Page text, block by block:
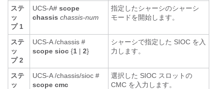
ステ
ッ
プ 1
UCS-A# scope
chassis chassis-num
指定したシャーシのシャーシ
モードを開始します。
ステ
ッ
プ 2
UCS-A /chassis #
scope sioc {1 | 2}
シャーシで指定した SIOC を入
力します。
ステ
ッ
UCS-A /chassis/sioc #
scope cmc
選択した SIOC スロットの
CMC を入力します。